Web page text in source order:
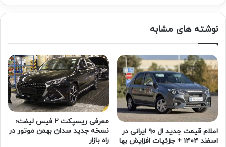
نوشته های مشابه
اعلام قیمت جدید ال ۹۰ ایرانی در
اسفند ۱۴۰۴ + جزئیات افزایش بها
معرفی ریسپکت ۲ فیس لیفت؛
نسخه جدید سدان بهمن موتور در
راه بازار